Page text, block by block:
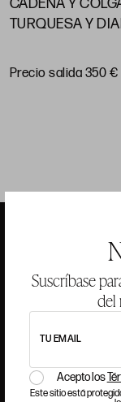
Suscríbase
del
TU EMAIL
Acepto los
Este sitio está
CADENA Y
TURQUESA Y
Precio salida 350 €
EQUIPO
JOYERÍA
SUBASTAS